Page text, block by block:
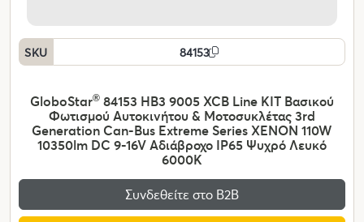
SKU 84153
GloboStar® 84153 HB3 9005 XCB Line KIT Βασικού
Φωτισμού Αυτοκινήτου & Μοτοσυκλέτας 3rd
Generation Can-Bus Extreme Series XENON 110W
10350lm DC 9-16V Αδιάβροχο IP65 Ψυχρό Λευκό
6000K
Συνδεθείτε στο Β2Β